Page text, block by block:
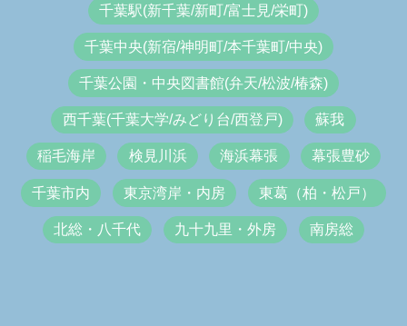
千葉駅(新千葉/新町/富士見/栄町)
千葉中央(新宿/神明町/本千葉町/中央)
千葉公園・中央図書館(弁天/松波/椿森)
西千葉(千葉大学/みどり台/西登戸) 蘇我
稲毛海岸 検見川浜 海浜幕張 幕張豊砂
千葉市内 東京湾岸・内房 東葛（柏・松戸）
北総・八千代 九十九里・外房 南房総